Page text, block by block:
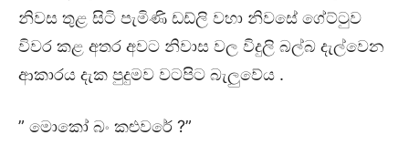
නිවස තුළ සිටි පැමිණි ඩඩ්ලි වහා නිවසේ ගේට්ටුව
විවර කළ අතර අවට නිවාස වල විදුලි බල්බ දැල්වෙන
ආකාරය දැක පුදුමව වටපිට බැලුවේය .
” මොකෝ බං කළුවරේ ?”